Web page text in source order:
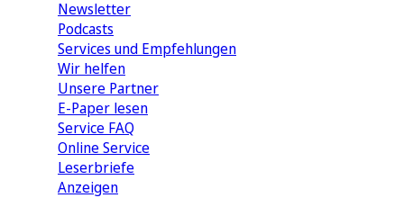
Newsletter
Podcasts
Services und Empfehlungen
Wir helfen
Unsere Partner
E-Paper lesen
Service FAQ
Online Service
Leserbriefe
Anzeigen